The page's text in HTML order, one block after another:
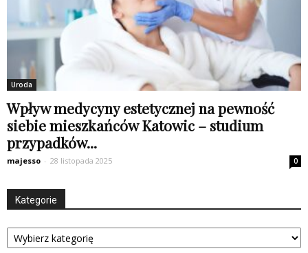
Uroda
Wpływ medycyny estetycznej na pewność
siebie mieszkańców Katowic – studium
przypadków...
majesso - 28 listopada 2025 0
Kategorie
Kategorie